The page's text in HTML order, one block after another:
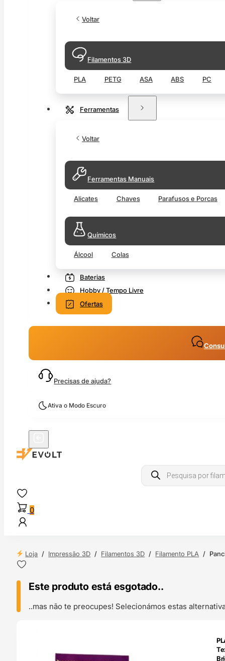
Voltar
Filamentos 3D
PLA PETG ASA ABS PC
Ferramentas
Voltar
Ferramentas Manuais
Alicates Chaves Parafusos e Porcas
Químicos
Álcool Colas
Baterias
Hobby / Tempo Livre
Ofertas
Precisas de ajuda?
Ativa o Modo Escuro
Products
search
0
Loja / Impressão 3D / Filamentos 3D / Filamento PLA /
Este produto está esgotado..
..mas não te preocupes! Selecionámos estas